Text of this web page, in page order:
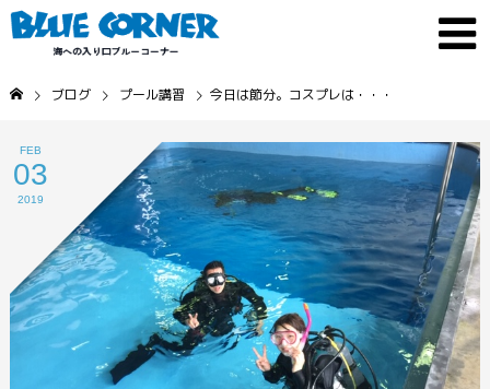
ブログ プール講習 今日は節分。コスプレは・・・
FEB
03
2019